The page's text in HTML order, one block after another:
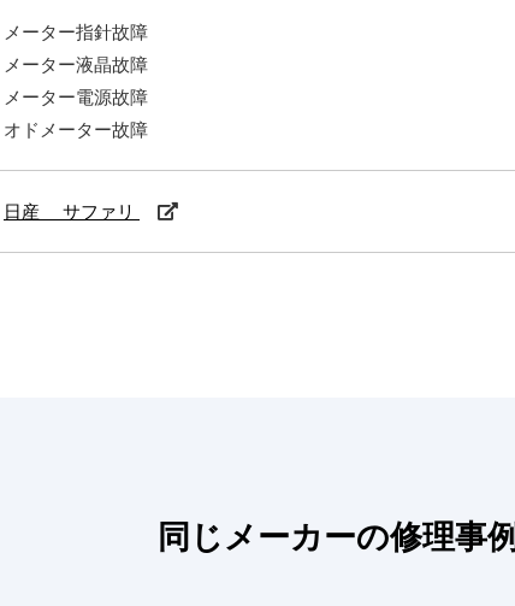
メーター指針故障
メーター液晶故障
メーター電源故障
オドメーター故障
日産 サファリ
同じメーカーの修理事例